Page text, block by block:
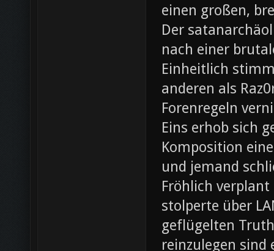
einen großen,
Der
nach einer
Einheitlich
anderen als
Forenregeln
Eins erhob sich
Komposition
und jemand
Fröhlich
stolperte über
geflügelten
reinzulegen sind